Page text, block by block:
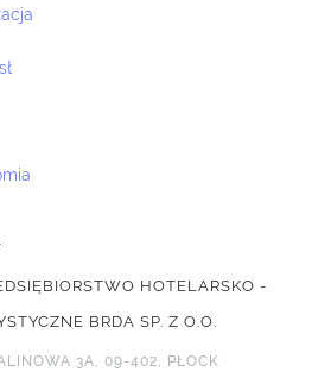
HOTELARSKO -
BRDA SP. Z O.O.
3A, 09-402, PŁOCK